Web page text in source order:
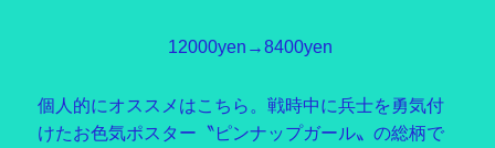
12000yen→8400yen
個人的にオススメはこちら。戦時中に兵士を勇気付
けたお色気ポスター〝ピンナップガール〟の総柄で